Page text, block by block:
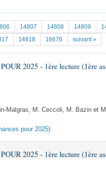
... )
14807 14808 14809
14818 16676 suivant »
2025 - 1ère lecture (1ère
Malgras, M. Ceccoli, M. Bazin et
pour 2025)
2025 - 1ère lecture (1ère